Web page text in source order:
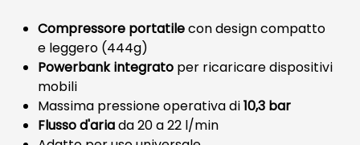
Compressore portatilecon design compatto
e leggero (444g)
Powerbank integrato per ricaricare dispositivi
mobili
Massima pressione operativa di10,3 bar
Flusso d'ariada 20 a 22 l/min